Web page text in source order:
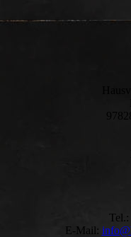
Tel.:
E-Mail: